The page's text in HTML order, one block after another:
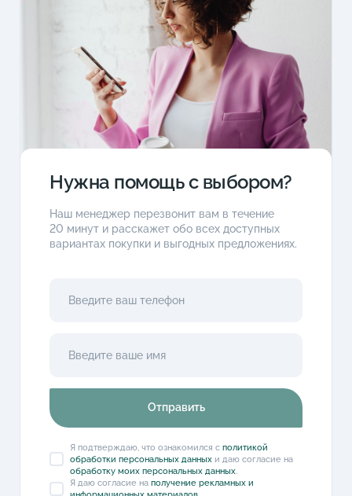
Нужна помощь с выбором?
Наш менеджер перезвонит вам в течение
20 минут и расскажет обо всех доступных
вариантах покупки и выгодных предложениях.
Отправить
Я подтверждаю, что ознакомился сполитикой
обработки персональных данных и даю согласие на
обработку моих персональных данных
Я даю согласие наполучение рекламных и